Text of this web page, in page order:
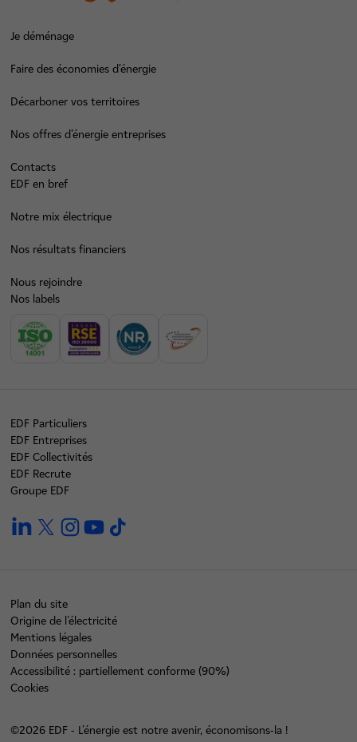
Je déménage
Faire des économies d’énergie
Décarboner vos territoires
Nos offres d’énergie entreprises
Contacts
EDF en bref
Notre mix électrique
Nos résultats financiers
Nous rejoindre
Nos labels
EDF Particuliers
EDF Entreprises
EDF Collectivités
EDF Recrute
Groupe EDF
linkedintwitterinstagramyoutube
Plan du site
Origine de l'électricité
Mentions légales
Données personnelles
Accessibilité : partiellement conforme (90%)
Cookies
©2026 EDF - L'énergie est notre avenir, économisons-la !